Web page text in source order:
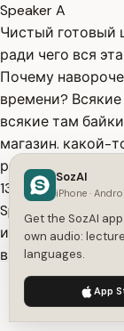
Speaker A
Чистый готовый
ради чего вся
Почему
времени?
всякие там
магазин. какой-
разных
13:29
Speaker A
интеграций. По
вытягивает из
Правда в том,
дочитывая эту
13:40
We use cookies to
SozAI
iPhone ·
Get the SozAI
own audio:
languages.
App